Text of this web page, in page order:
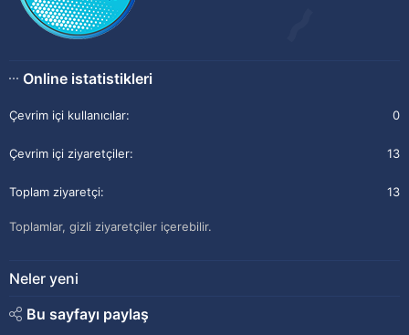
Online istatistikleri
Çevrim içi kullanıcılar 0
Çevrim içi ziyaretçiler 13
Toplam ziyaretçi 13
Toplamlar, gizli ziyaretçiler içerebilir.
Neler yeni
Bu sayfayı paylaş